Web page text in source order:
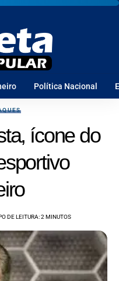
Política Nacional
ícone do
DE LEITURA: 2 MINUTOS